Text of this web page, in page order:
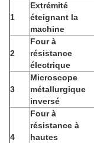
1
Extrémité
éteignant la
machine
2
Four à
résistance
électrique
3
Microscope
métallurgique
inversé
4
Four à
résistance à
hautes